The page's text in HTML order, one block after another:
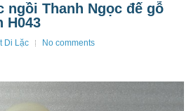
ngồi Thanh Ngọc đế gỗ
H043
Di Lặc No comments